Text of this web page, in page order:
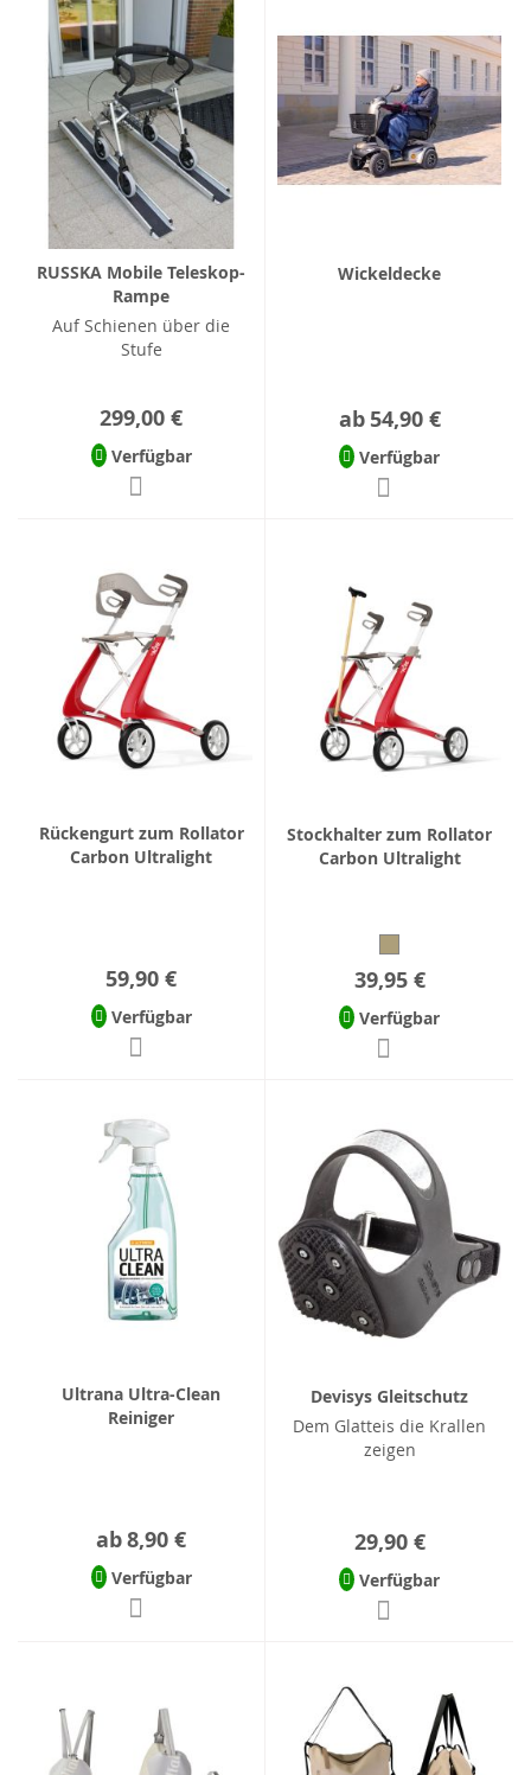
RUSSKA Mobile Teleskop-
Rampe
Auf Schienen über die
Stufe
299,00 €
Verfügbar
Wickeldecke
ab 54,90 €
Verfügbar
Rückengurt zum Rollator
Carbon Ultralight
59,90 €
Verfügbar
Stockhalter zum Rollator
Carbon Ultralight
39,95 €
Verfügbar
Ultrana Ultra-Clean
Reiniger
ab8,90 €
Verfügbar
Devisys Gleitschutz
Dem Glatteis die Krallen
zeigen
29,90 €
Verfügbar